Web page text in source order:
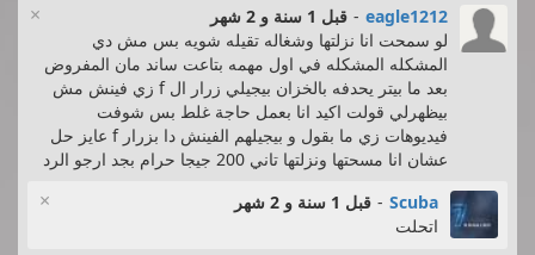
× eagle1212
- قبل 1 سنة و 2 شهر
لو سمحت انا نزلتها وشغاله تقيله شويه بس مش دي
المشكله المشكله في اول مهمه بتاعت ساند مان المفروض
بعد ما بيتر يحدفه بالخزان بيجيلي زرار ال f زي فينش مش
بيظهرلي قولت اكيد انا بعمل حاجة غلط بس شوفت
فيديوهات زي ما بقول و بيجيلهم الفينش دا بزرار f عايز حل
عشان انا مسحتها ونزلتها تاني 200 جيجا حرام بجد ارجو الرد
× Scuba
- قبل 1 سنة و 2 شهر
اتحلت